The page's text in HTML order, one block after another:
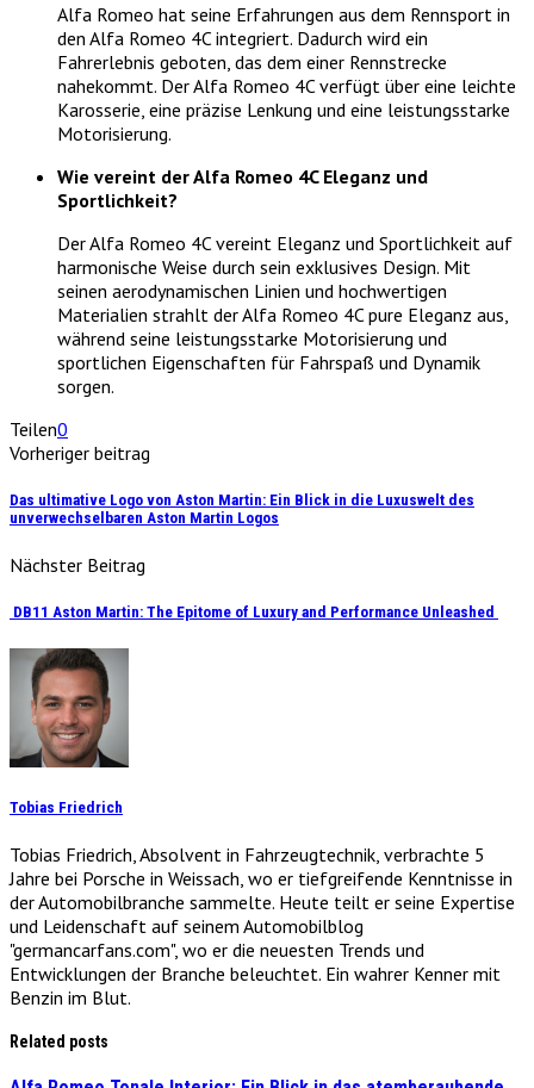
Alfa Romeo hat seine Erfahrungen aus dem Rennsport in
den Alfa Romeo 4C integriert. Dadurch wird ein
Fahrerlebnis geboten, das dem einer Rennstrecke
nahekommt. Der Alfa Romeo 4C verfügt über eine leichte
Karosserie, eine präzise Lenkung und eine leistungsstarke
Motorisierung.
Wie vereint der Alfa Romeo 4C Eleganz und
Sportlichkeit?
Der Alfa Romeo 4C vereint Eleganz und Sportlichkeit auf
harmonische Weise durch sein exklusives Design. Mit
seinen aerodynamischen Linien und hochwertigen
Materialien strahlt der Alfa Romeo 4C pure Eleganz aus,
während seine leistungsstarke Motorisierung und
sportlichen Eigenschaften für Fahrspaß und Dynamik
sorgen.
Teilen0
Vorheriger beitrag
Das ultimative Logo von Aston Martin: Ein Blick in die Luxuswelt des
unverwechselbaren Aston Martin Logos
Nächster Beitrag
DB11 Aston Martin: The Epitome of Luxury and Performance Unleashed
Tobias Friedrich
Tobias Friedrich, Absolvent in Fahrzeugtechnik, verbrachte 5
Jahre bei Porsche in Weissach, wo er tiefgreifende Kenntnisse in
der Automobilbranche sammelte. Heute teilt er seine Expertise
und Leidenschaft auf seinem Automobilblog
"germancarfans.com", wo er die neuesten Trends und
Entwicklungen der Branche beleuchtet. Ein wahrer Kenner mit
Benzin im Blut.
Related posts